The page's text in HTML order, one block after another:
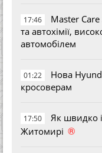
17:46
Master
та автохімії,
автомобілем
01:22
Нова
кросоверам
17:50
Як швидко
Житомирі ®